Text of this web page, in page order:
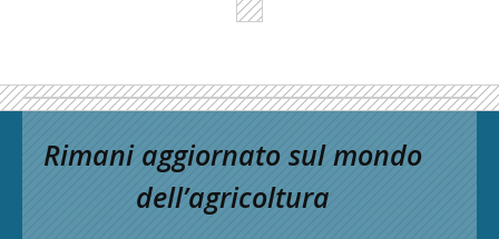
Rimani aggiornato sul mondo
dell’agricoltura